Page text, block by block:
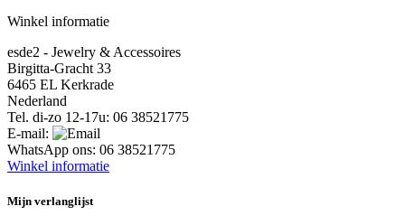
Winkel informatie
esde2 - Jewelry & Accessoires
Birgitta-Gracht 33
6465 EL Kerkrade
Nederland
Tel. di-zo 12-17u: 06 38521775
E-mail:
WhatsApp ons: 06 38521775
Winkel informatie
Mijn verlanglijst